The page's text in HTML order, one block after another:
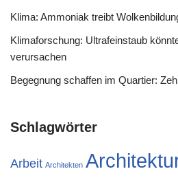
Klima: Ammoniak treibt
Klimaforschung: Ultrafeinstaub
verursachen
Begegnung schaffen im Quartier:
Schlagwörter
Arbeit Architekten